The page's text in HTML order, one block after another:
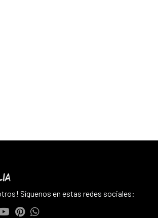
Síguenos en estas redes sociales: